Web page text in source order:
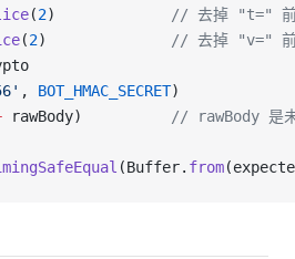
(2)
// 去掉 "t="
(2)
// 去掉 "v="
, BOT_HMAC_SECRET)
rawBody)
// rawBody 是
(Buffer. from